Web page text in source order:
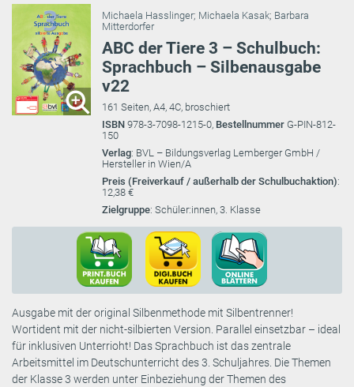
Michaela Hasslinger; Michaela Kasak; Barbara
Mitterdorfer
ABC der Tiere 3 – Schulbuch:
Sprachbuch – Silbenausgabe
v22
161 Seiten, A4, 4C, broschiert
ISBN 978-3-7098-1215-0, Bestellnummer G-PIN-812-
150
Verlag: BVL – Bildungsverlag Lemberger GmbH /
Hersteller in Wien/A
Preis (Freiverkauf / außerhalb der Schulbuchaktion):
12,38 €
Zielgruppe: Schüler:innen, 3. Klasse
Ausgabe mit der original Silbenmethode mit Silbentrenner!
Wortident mit der nicht-silbierten Version. Parallel einsetzbar – ideal
für inklusiven Unterrioht! Das Sprachbuch ist das zentrale
Arbeitsmittel im Deutschunterricht des 3. Schuljahres. Die Themen
der Klasse 3 werden unter Einbeziehung der Themen des